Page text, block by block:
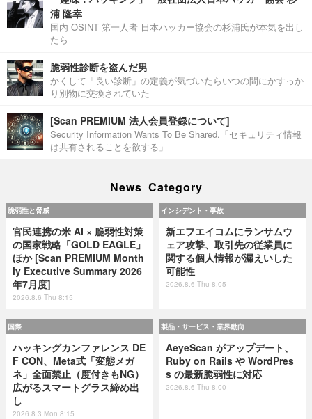
浦 隆幸
国内 OSINT 第一人者 日本ハッカー協会の杉浦氏が本気を出し
たら
脆弱性診断を盗んだ男
かくして「良い診断」の定義が気づいたらいつの間にかすっか
り別物に交換されていた
[Scan PREMIUM 法人会員登録について]
Security Information Wants To Be Shared.「セキュリティ情報
は共有されることを欲する」
News Category
脆弱性と脅威
官民連携の米 AI × 脆弱性対策
の国家戦略「GOLD EAGLE」
ほか [Scan PREMIUM Month
ly Executive Summary 2026
年7月度]
2026.8.6 Thu 8:15
インシデント・事故
新エフエイコムにランサムウ
ェア攻撃、取引先の従業員に
関する個人情報が漏えいした
可能性
2026.8.6 Thu 8:05
国際
ハッキングカンファレンス DE
F CON、Meta式「変態メガ
ネ」全面禁止（度付きもNG）
広がるスマートグラス締め出
し
2026.8.3 Mon 8:15
製品・サービス・業界動向
AeyeScan がアップデート、
Ruby on Rails や WordPres
s の最新脆弱性に対応
2026.8.6 Thu 8:00